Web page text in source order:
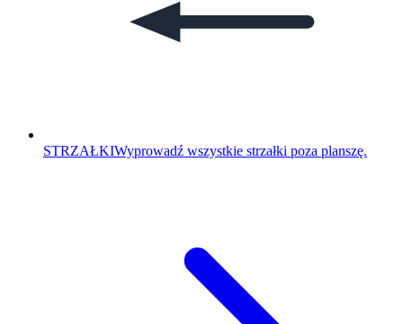
STRZAŁKIWyprowadź wszystkie strzałki poza planszę.